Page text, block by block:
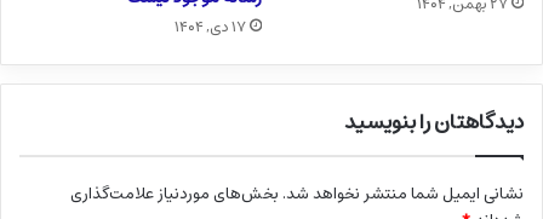
۱۷ دی, ۱۴۰۴
دیدگاهتان را بنویسید
نشانی ایمیل شما منتشر نخواهد شد. بخش‌های موردنیاز علامت‌گذاری